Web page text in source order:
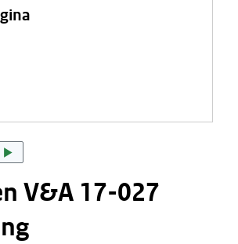
V&A 17-027